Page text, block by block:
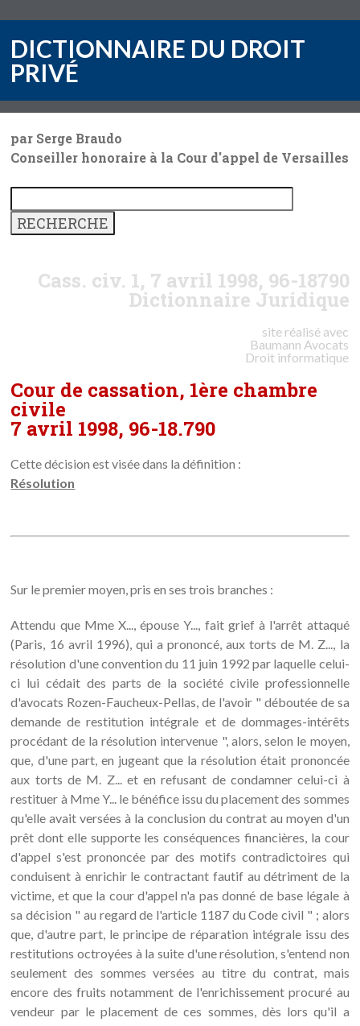
DICTIONNAIRE DU DROIT
PRIVÉ
par Serge Braudo
Conseiller honoraire à la Cour d'appel de Versailles
Cass. civ. 1, 7 avril 1998, 96-18790
Dictionnaire Juridique
site réalisé avec
Baumann Avocats
Droit informatique
Cour de cassation, 1ère chambre
civile
7 avril 1998, 96-18.790
Cette décision est visée dans la définition :
Résolution
Sur le premier moyen, pris en ses trois branches :
Attendu que Mme X..., épouse Y..., fait grief à l'arrêt attaqué
(Paris, 16 avril 1996), qui a prononcé, aux torts de M. Z..., la
résolution d'une convention du 11 juin 1992 par laquelle celui-
ci lui cédait des parts de la société civile professionnelle
d'avocats Rozen-Faucheux-Pellas, de l'avoir " déboutée de sa
demande de restitution intégrale et de dommages-intérêts
procédant de la résolution intervenue ", alors, selon le moyen,
que, d'une part, en jugeant que la résolution était prononcée
aux torts de M. Z... et en refusant de condamner celui-ci à
restituer à Mme Y... le bénéfice issu du placement des sommes
qu'elle avait versées à la conclusion du contrat au moyen d'un
prêt dont elle supporte les conséquences financières, la cour
d'appel s'est prononcée par des motifs contradictoires qui
conduisent à enrichir le contractant fautif au détriment de la
victime, et que la cour d'appel n'a pas donné de base légale à
sa décision " au regard de l'article 1187 du Code civil " ; alors
que, d'autre part, le principe de réparation intégrale issu des
restitutions octroyées à la suite d'une résolution, s'entend non
seulement des sommes versées au titre du contrat, mais
encore des fruits notamment de l'enrichissement procuré au
vendeur par le placement de ces sommes, dès lors qu'il a